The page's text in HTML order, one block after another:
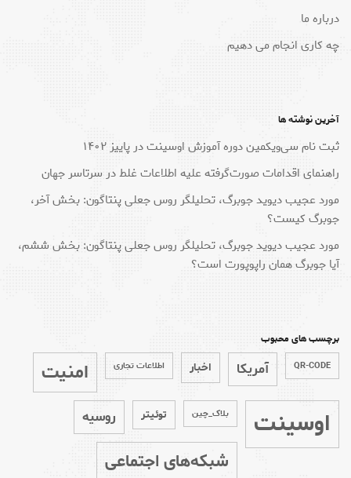
درباره ما
چه کاری انجام می دهیم
آخرین نوشته ها
ثبت نام سی‌ویکمین دوره آموزش اوسینت در پاییز ۱۴۰۲
راهنمای اقدامات صورت‌گرفته علیه اطلاعات غلط در سرتاسر جهان
مورد عجیب دیوید جوبرگ، تحلیلگر روس جعلی پنتاگون: بخش آخر،
جوبرگ کیست؟
مورد عجیب دیوید جوبرگ، تحلیلگر روس جعلی پنتاگون: بخش ششم،
آیا جوبرگ همان راپوپورت است؟
برچسب های محبوب
QR-CODE آمریکا اخبار اطلاعات تجاری امنیت
اوسینت بلاک_چین توئیتر روسیه
شبکه‌های اجتماعی